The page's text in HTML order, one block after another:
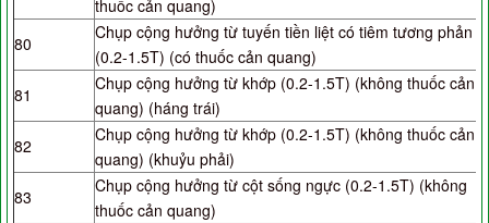
thuốc cản quang)
80
Chụp cộng hưởng từ tuyến tiền liệt có tiêm tương phản
(0.2-1.5T) (có thuốc cản quang)
81
Chụp cộng hưởng từ khớp (0.2-1.5T) (không thuốc cản
quang) (háng trái)
82
Chụp cộng hưởng từ khớp (0.2-1.5T) (không thuốc cản
quang) (khuỷu phải)
83
Chụp cộng hưởng từ cột sống ngực (0.2-1.5T) (không
thuốc cản quang)